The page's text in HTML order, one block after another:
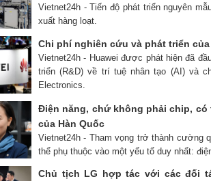
Vietnet24h - Tiến độ phát triển nguyên
xuất hàng loạt.
Chi phí nghiên cứu và phát triển
Vietnet24h - Huawei được phát hiện đã
triển (R&D) về trí tuệ nhân tạo (AI) và
Electronics.
Điện năng, chứ không phải chip,
của Hàn Quốc
Vietnet24h - Tham vọng trở thành cường
thể phụ thuộc vào một yếu tố duy nhất:
Chủ tịch LG hợp tác với các đối